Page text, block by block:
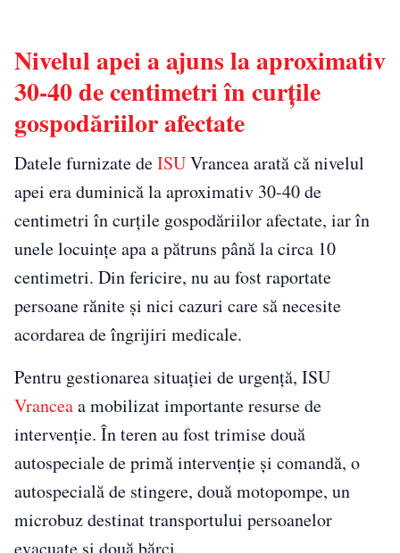
Nivelul apei a ajuns la aproximativ
30-40 de centimetri în curțile
gospodăriilor afectate
Datele furnizate deISUVrancea arată că nivelul
apei era duminică la aproximativ 30-40 de
centimetri în curțile gospodăriilor afectate, iar în
unele locuințe apa a pătruns până la circa 10
centimetri. Din fericire, nu au fost raportate
persoane rănite și nici cazuri care să necesite
acordarea de îngrijiri medicale.
Pentru gestionarea situației de urgență, ISU
Vranceaa mobilizat importante resurse de
intervenție. În teren au fost trimise două
autospeciale de primă intervenție și comandă, o
autospecială de stingere, două motopompe, un
microbuz destinat transportului persoanelor
evacuate și două bărci.